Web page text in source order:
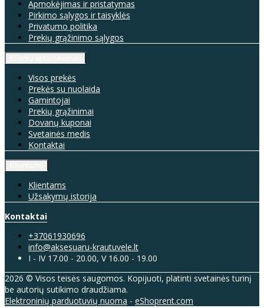
Apmokėjimas ir pristatymas
Pirkimo sąlygos ir taisyklės
Privatumo politika
Prekių grąžinimo sąlygos
Visos prekės
Prekės su nuolaida
Gamintojai
Prekių grąžinimai
Dovanų kuponai
Svetainės medis
Kontaktai
Klientams
Užsakymų istorija
Kontaktai
+37061930696
info@aksesuaru-krautuvele.lt
I - IV 17.00 - 20.00, V 16.00 - 19.00
2026 © Visos teisės saugomos. Kopijuoti, platinti svetainės turinį
be autorių sutikimo draudžiama.
Elektroninių parduotuvių nuoma - eShoprent.com